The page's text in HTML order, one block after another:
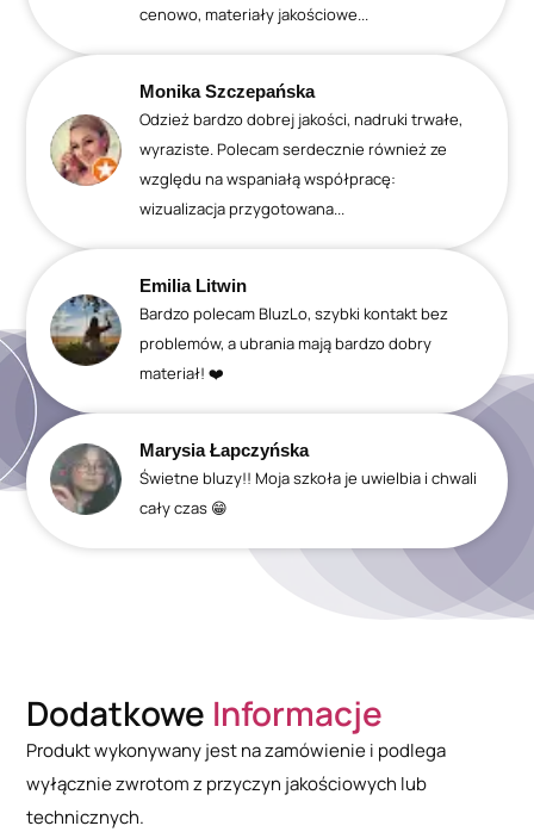
cenowo, materiały jakościowe...
Monika Szczepańska
Odzież bardzo dobrej jakości, nadruki trwałe,
wyraziste. Polecam serdecznie również ze
względu na wspaniałą współpracę:
wizualizacja przygotowana...
Emilia Litwin
Bardzo polecam BluzLo, szybki kontakt bez
problemów, a ubrania mają bardzo dobry
materiał! ❤️
Marysia Łapczyńska
Świetne bluzy!! Moja szkoła je uwielbia i chwali
cały czas 😁
Dodatkowe Informacje
Produkt wykonywany jest na zamówienie i podlega
wyłącznie zwrotom z przyczyn jakościowych lub
technicznych.